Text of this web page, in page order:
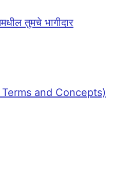
तुमचे भागीदार
Terms and Concepts)